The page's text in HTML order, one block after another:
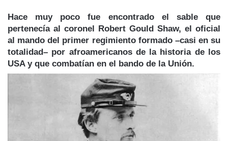
Hace muy poco fue encontrado el sable que
pertenecía al coronel Robert Gould Shaw, el oficial
al mando del primer regimiento formado –casi en su
totalidad– por afroamericanos de la historia de los
USA y que combatían en el bando de la Unión.